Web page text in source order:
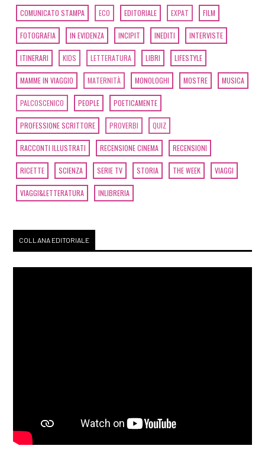
COMUNICATO STAMPA ECO EDITORIALE EXPAT FILM
FOTOGRAFIA IN EVIDENZA INCIPIT INEDITI INTERVISTE
ITINERARI KIDS LETTERATURA LIBRI LIFESTYLE
MAMME IN VIAGGIO MATERNITÀ MONOLOGHI MOSTRE MUSICA
PALCOSCENICO PEOPLE POETICAMENTE
PROFESSIONE SCRITTORE PROVERBI QUIZ
RACCONTI ILLUSTRATI RECENSIONE CINEMA RECENSIONI
RICETTE SCIENZA SERIE TV STORIA THE WEEK VIAGGI
VIAGGI&LETTERATURA INLIBRERIA
COLLANA EDITORIALE